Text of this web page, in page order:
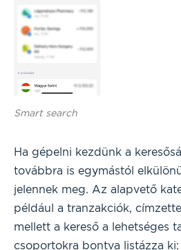
Smart search
Ha gépelni kezdünk a
továbbra is egymástól
jelennek meg. Az alapvető
például a tranzakciók,
mellett a kereső a lehetséges
csoportokra bontva listázza